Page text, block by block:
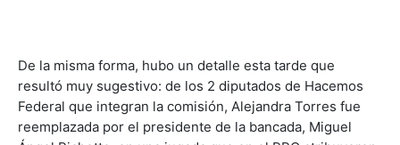
De la misma forma, hubo un detalle esta tarde que
resultó muy sugestivo: de los 2 diputados de Hacemos
Federal que integran la comisión, Alejandra Torres fue
reemplazada por el presidente de la bancada, Miguel